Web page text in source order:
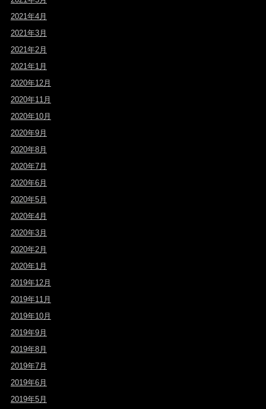
2021年4月
2021年3月
2021年2月
2021年1月
2020年12月
2020年11月
2020年10月
2020年9月
2020年8月
2020年7月
2020年6月
2020年5月
2020年4月
2020年3月
2020年2月
2020年1月
2019年12月
2019年11月
2019年10月
2019年9月
2019年8月
2019年7月
2019年6月
2019年5月